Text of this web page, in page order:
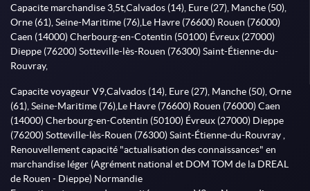
Capacite marchandise 3,5t,Calvados (14), Eure (27), Manche (50),
Orne (61), Seine-Maritime (76),Le Havre (76600) Rouen (76000)
Caen (14000) Cherbourg-en-Cotentin (50100) Évreux (27000)
Dieppe (76200) Sotteville-lès-Rouen (76300) Saint-Étienne-du-
Rouvray,
Capacite voyageur V9,Calvados (14), Eure (27), Manche (50), Orne
(61), Seine-Maritime (76),Le Havre (76600) Rouen (76000) Caen
(14000) Cherbourg-en-Cotentin (50100) Évreux (27000) Dieppe
(76200) Sotteville-lès-Rouen (76300) Saint-Étienne-du-Rouvray ,
Renouvellement capacité "actualisation des connaissances" en
marchandise léger (Agrément national et DOM TOM de la DREAL
de Rouen - Dieppe) Normandie